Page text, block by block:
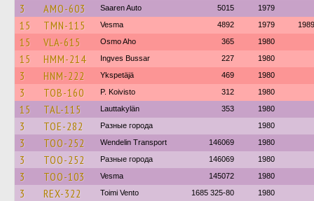
3 AMO-603 Saaren Auto 5015 1979
15 TMN-115 Vesma 4892 1979 1989
15 VLA-615 Osmo Aho 365 1980
15 HMM-214 Ingves Bussar 227 1980
3 HNM-222 Ykspetäjä 469 1980
3 TOB-160 P. Koivisto 312 1980
15 TAL-115 Lauttakylän 353 1980
3 TOE-282 Разные города 1980
3 TOO-252 Wendelin Transport 146069 1980
3 TOO-252 Разные города 146069 1980
3 TOO-103 Vesma 145072 1980
3 REX-322 Toimi Vento 1685 325-80 1980